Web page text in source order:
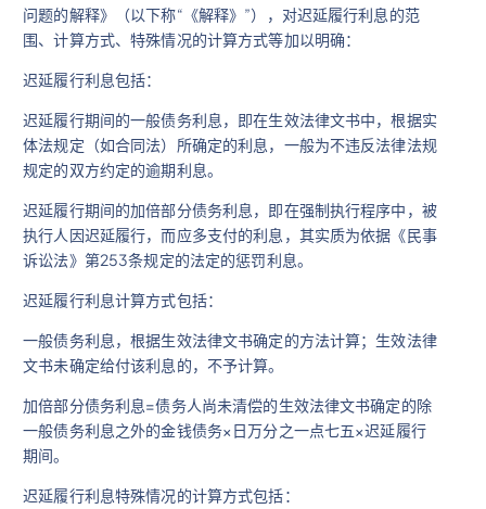
问题的解释》（以下称“《解释》”），对迟延履行利息的范
围、计算方式、特殊情况的计算方式等加以明确：
迟延履行利息包括：
迟延履行期间的一般债务利息，即在生效法律文书中，根据实
体法规定（如合同法）所确定的利息，一般为不违反法律法规
规定的双方约定的逾期利息。
迟延履行期间的加倍部分债务利息，即在强制执行程序中，被
执行人因迟延履行，而应多支付的利息，其实质为依据《民事
诉讼法》第253条规定的法定的惩罚利息。
迟延履行利息计算方式包括：
一般债务利息，根据生效法律文书确定的方法计算；生效法律
文书未确定给付该利息的，不予计算。
加倍部分债务利息=债务人尚未清偿的生效法律文书确定的除
一般债务利息之外的金钱债务×日万分之一点七五×迟延履行
期间。
迟延履行利息特殊情况的计算方式包括：